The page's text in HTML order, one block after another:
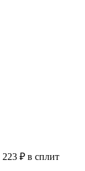
223 ₽ в сплит